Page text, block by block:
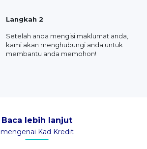
Langkah 2
Setelah anda mengisi maklumat anda,
kami akan menghubungi anda untuk
membantu anda memohon!
Baca lebih lanjut
mengenai Kad Kredit